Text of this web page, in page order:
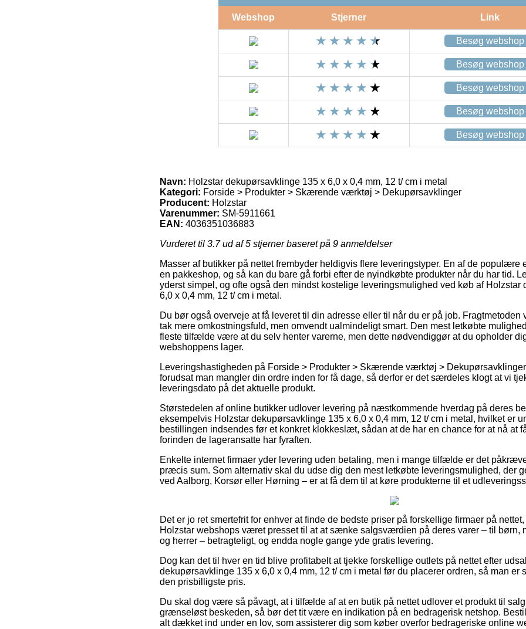
Webshop Stjerner Link
Besøg webshop
Besøg webshop
Besøg webshop
Besøg webshop
Besøg webshop
Navn: Holzstar dekupørsavklinge 135 x 6,0 x 0,4 mm, 12 t/ cm i metal
Kategori: Forside > Produkter > Skærende værktøj > Dekupørsavklinger
Producent: Holzstar
Varenummer: SM-5911661
EAN: 4036351036883
Vurderet til 3.7ud af 5 stjerner baseret på 9 anmeldelser
Masser af butikker på nettet frembyder heldigvis flere leveringstyper. En af de populære
en pakkeshop, og så kan du bare gå forbi efter de nyindkøbte produkter når du har tid.
yderst simpel, og ofte også den mindst kostelige leveringsmulighed ved køb af Holzstar
6,0 x 0,4 mm, 12 t/ cm i metal.
Du bør også overveje at få leveret til din adresse eller til når du er på job. Fragtmetoden
tak mere omkostningsfuld, men omvendt ualmindeligt smart. Den mest letkøbte
fleste tilfælde være at du selv henter varerne, men dette nødvendiggør at du opholder
webshoppens lager.
Leveringshastigheden på Forside > Produkter > Skærende værktøj >
forudsat man mangler din ordre inden for få dage, så derfor er det særdeles klogt at vi
leveringsdato på det aktuelle produkt.
Størstedelen af online butikker udlover levering på næstkommende hverdag på deres
eksempelvis Holzstar dekupørsavklinge 135 x 6,0 x 0,4 mm, 12 t/ cm i metal, hvilket er
bestillingen indsendes før et konkret klokkeslæt, sådan at de har en chance for at nå at
forinden de lageransatte har fyraften.
Enkelte internet firmaer yder levering uden betaling, men i mange tilfælde er det
præcis sum. Som alternativ skal du udse dig den mest letkøbte leveringsmulighed, der
ved Aalborg, Korsør eller Hørning – er at få dem til at køre produkterne til et
Det er jo ret smertefrit for enhver at finde de bedste priser på forskellige firmaer på
Holzstar webshops været presset til at at sænke salgsværdien på deres varer – til børn,
og herrer – betragteligt, og endda nogle gange yde gratis levering.
Dog kan det til hver en tid blive profitabelt at tjekke forskellige outlets på nettet efter
dekupørsavklinge 135 x 6,0 x 0,4 mm, 12 t/ cm i metal før du placerer ordren, så man er
den prisbilligste pris.
Du skal dog være så påvagt, at i tilfælde af at en butik på nettet udlover et produkt til
grænseløst beskeden, så bør det tit være en indikation på en bedragerisk netshop.
alt dækket ind under en lov, som assisterer dig som køber overfor bedrageriske online